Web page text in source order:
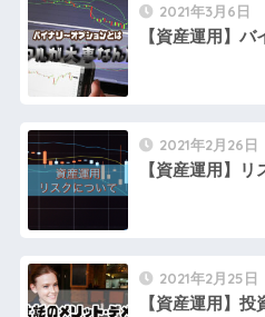
2021年3月6日
【資産運用】
2021年2月26日
【資産運用】
2021年2月25日
【資産運用】